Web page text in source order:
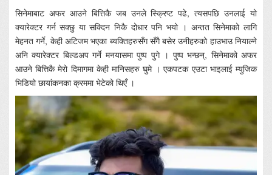
सिनेमाबाट अफर आउने बित्तिकै जब उनले स्क्रिप्ट पढे, त्यसपछि उनलाई यो
क्यारेक्टर गर्न सक्छु या सक्दिन निकै दोधार पनि भयो । अन्तत सिनेमाको लागि
मेहनत गर्ने, केही अटिजम भएका ब्यक्तिहरुसँग सँगै बसेर उनीहरुको हाउभाउ नियाल्ने
अनि क्यारेक्टर बिल्डअप गर्ने मनयासमा पुष्प पुगे । पुष्प भन्छन्, सिनेमाको अफर
आउने बित्तिकै मेरो दिमागमा केही मानिसहरु घुमे । एकपटक एउटा भाइलाई म्युजिक
भिडियो छायांकनका क्रममा भेटेको थिएँ ।